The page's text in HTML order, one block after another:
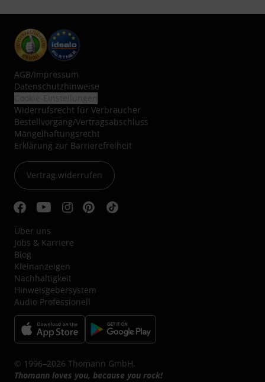
AGB/Impressum
Datenschutzhinweise
Widerrufsrecht für Verbraucher
Bestellvorgang/Vertragsabschluss
Mängelhaftungsrecht
Erklärung zur Barrierefreiheit
Vertrag widerrufen
Über uns
Jobs & Karriere
Blog
Kleinanzeigen
Nachhaltigkeit
Hinweisgebersystem
Audio Professionell
© 1996–2026 Thomann GmbH.
Thomann loves you, because you rock!